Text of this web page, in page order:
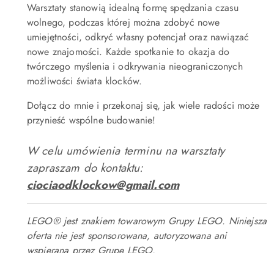
Warsztaty stanowią idealną formę spędzania czasu
wolnego, podczas której można zdobyć nowe
umiejętności, odkryć własny potencjał oraz nawiązać
nowe znajomości. Każde spotkanie to okazja do
twórczego myślenia i odkrywania nieograniczonych
możliwości świata klocków.
Dołącz do mnie i przekonaj się, jak wiele radości może
przynieść wspólne budowanie!
W celu umówienia terminu na warsztaty
zapraszam do kontaktu:
ciociaodklockow@gmail.com
LEGO® jest znakiem towarowym Grupy LEGO. Niniejsza
oferta nie jest sponsorowana, autoryzowana ani